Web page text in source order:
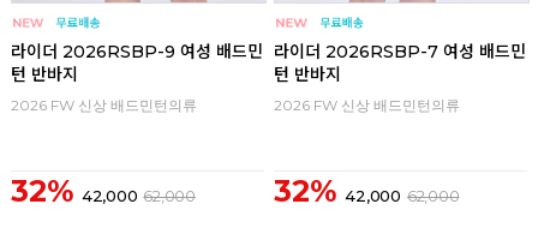
라이더 2026RSBP-9 여성 배드민
턴 반바지
2026 FW 신상 배드민턴의류
32% 42,000 62,000
라이더 2026RSBP-7 여성 배드민
턴 반바지
2026 FW 신상 배드민턴의류
32% 42,000 62,000